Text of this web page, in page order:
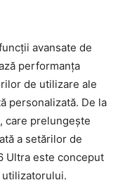
avansate de
performanța
de utilizare ale
personalizată. De la
care prelungește
a setărilor de
Ultra este conceput